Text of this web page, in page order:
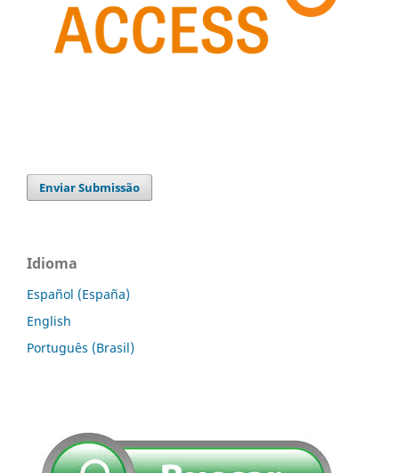
Enviar Submissão
Idioma
Español (España)
English
Português (Brasil)